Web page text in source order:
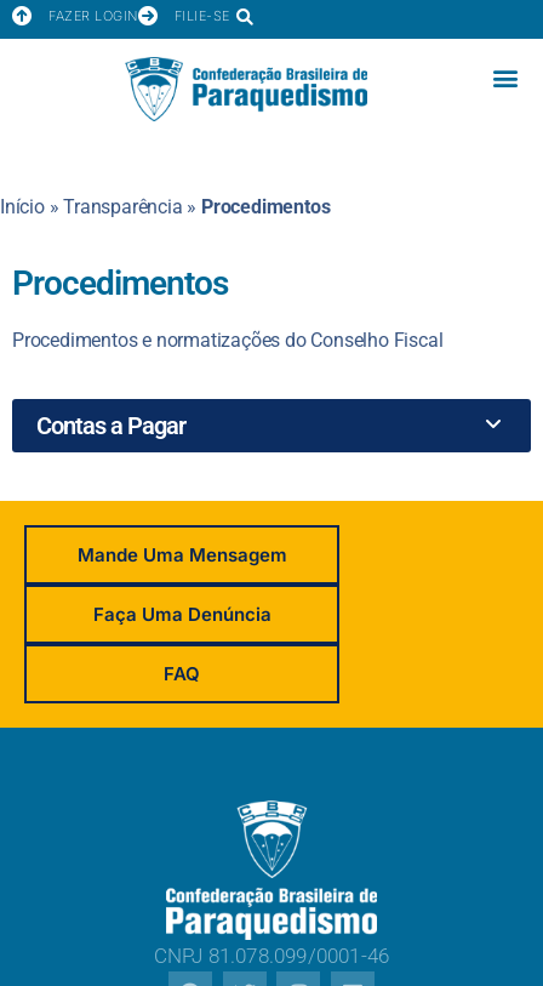
FAZER LOGIN FILIE-SE
Início»Transparência » Procedimentos
Procedimentos
Procedimentos e normatizações do Conselho Fiscal
Contas a Pagar
Mande Uma Mensagem
Faça Uma Denúncia
FAQ
CNPJ 81.078.099/0001-46